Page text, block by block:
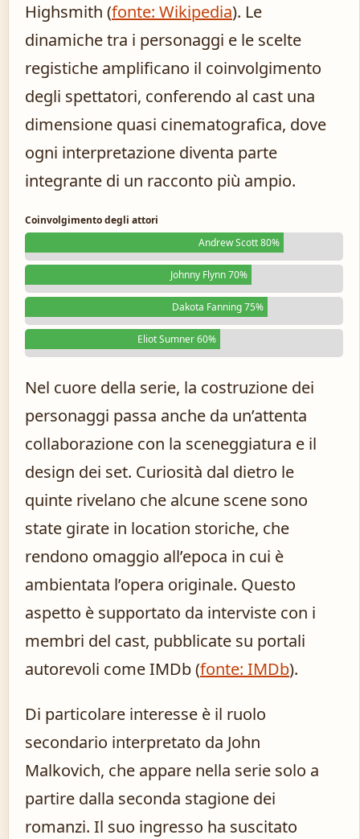
Highsmith (fonte: Wikipedia). Le
dinamiche tra i personaggi e le scelte
registiche amplificano il coinvolgimento
degli spettatori, conferendo al cast una
dimensione quasi cinematografica, dove
ogni interpretazione diventa parte
integrante di un racconto più ampio.
Coinvolgimento degli attori
Andrew Scott 80%
Johnny Flynn 70%
Dakota Fanning 75%
Eliot Sumner 60%
Nel cuore della serie, la costruzione dei
personaggi passa anche da un’attenta
collaborazione con la sceneggiatura e il
design dei set. Curiosità dal dietro le
quinte rivelano che alcune scene sono
state girate in location storiche, che
rendono omaggio all’epoca in cui è
ambientata l’opera originale. Questo
aspetto è supportato da interviste con i
membri del cast, pubblicate su portali
autorevoli come IMDb (fonte: IMDb).
Di particolare interesse è il ruolo
secondario interpretato da John
Malkovich, che appare nella serie solo a
partire dalla seconda stagione dei
romanzi. Il suo ingresso ha suscitato